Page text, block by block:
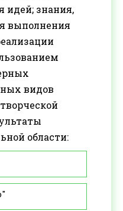
идей; знания,
выполнения
видов
области: